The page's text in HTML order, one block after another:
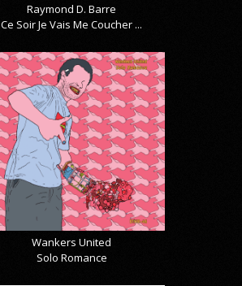
Raymond D. Barre
Ce Soir Je Vais Me Coucher ...
Wankers United
Solo Romance